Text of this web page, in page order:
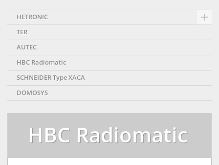
HETRONIC 
TER
AUTEC
HBC Radiomatic
SCHNEIDER Type XACA
DOMOSYS
HBC Radiomatic